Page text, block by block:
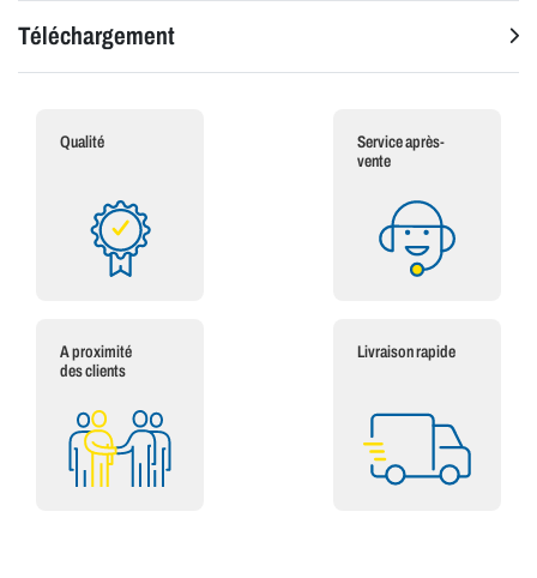
Téléchargement
Qualité
Service après-
vente
A proximité
des clients
Livraison rapide